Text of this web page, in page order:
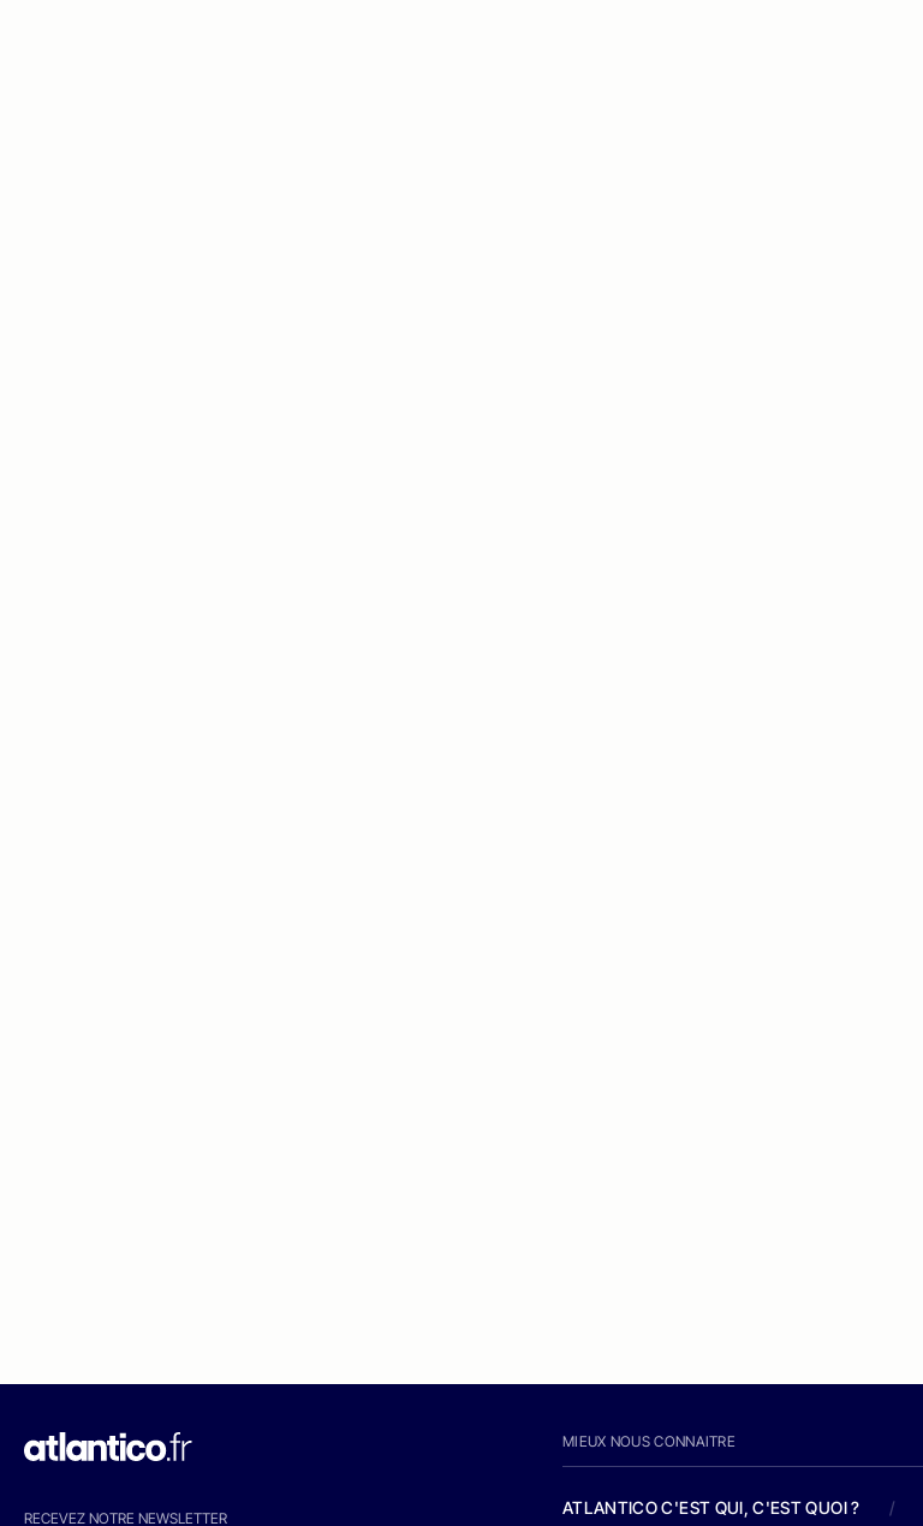
RECEVEZ NOTRE NEWSLETTER
MIEUX NOUS CONNAITRE
ATLANTICO C'EST QUI, C'EST QUOI ? /